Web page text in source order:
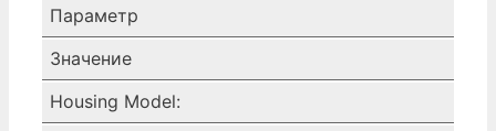
ФИЛЬТР,
DF-
S0750-
ZU
ULTRA-
Параметр
Значение
Housing Model: